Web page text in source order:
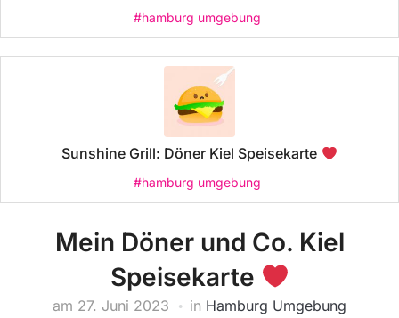
#hamburg umgebung
Sunshine Grill: Döner Kiel Speisekarte
#hamburg umgebung
Mein Döner und Co. Kiel
Speisekarte
am 27. Juni 2023 in Hamburg Umgebung